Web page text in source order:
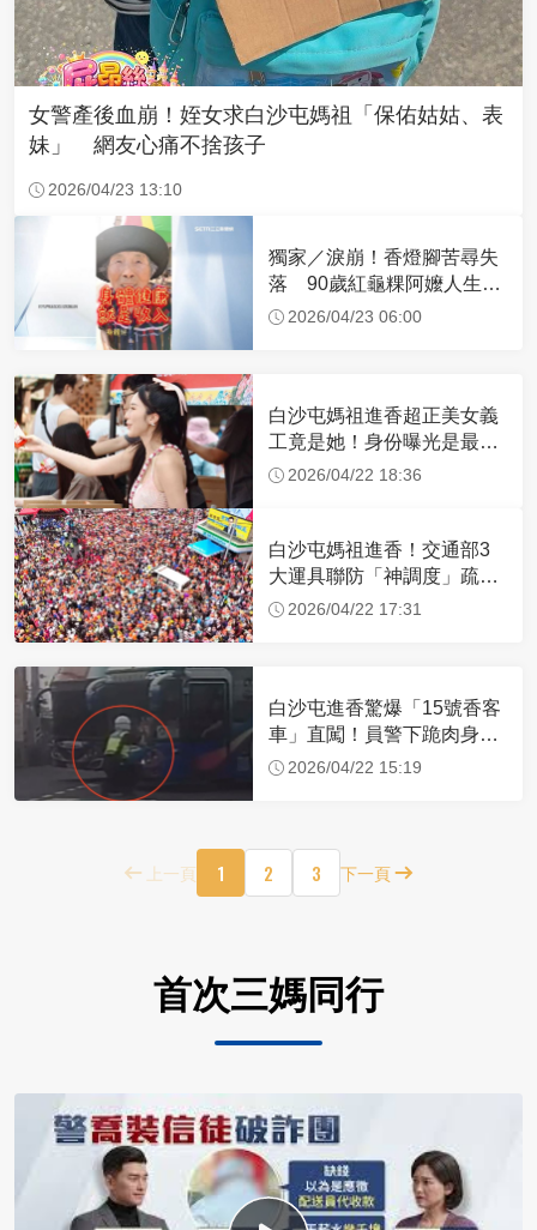
女警產後血崩！姪女求白沙屯媽祖「保佑姑姑、表
妹」 網友心痛不捨孩子
2026/04/23 13:10
獨家／淚崩！香燈腳苦尋失
落 90歲紅龜粿阿嬤人生謝
幕2026/04/23 06:00
白沙屯媽祖進香超正美女義
工竟是她！身份曝光是最美
禮生 一輩子不結婚
2026/04/22 18:36
白沙屯媽祖進香！交通部3
大運具聯防「神調度」疏運
32.1萬創新高
2026/04/22 17:31
白沙屯進香驚爆「15號香客
車」直闖！員警下跪肉身擋
車：讓行人先過
2026/04/22 15:19
上一頁 1 2 3 下一頁
首次三媽同行